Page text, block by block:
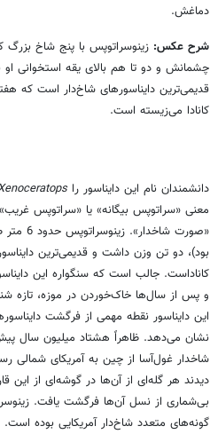
دماغش.
شرح عکس: زینوسراتوپس با پنج شاخ
چشمانش و دو تا هم بالای یقه استخوانی
قدیمی‌ترین دایناسورهای شاخ‌دار است که
کانادا می‌زیسته است.
دانشمندان نام این دایناسور را
معنی «سراتوپس بیگانه» یا «سراتوپس
«صورت
بود)، دو تن وزن داشت و قدیمی‌ترین
و پس از سال‌ها خاک‌خوردن در موزه، تازه
این دایناسور نقطه مهمی از فرگشت
نشان می‌دهد. ظاهراً هشتاد میلیون سال
شاخدار غول‌آسا از چین به آمریکای شمالی
دیدند هر گله‌ای از آن‌ها در گوشه‌ای از این
بی‌شماری از نسل آن‌ها فرگشت یافت.
گونه‌های متعدد شاخ‌دار آمریکایی بوده است.